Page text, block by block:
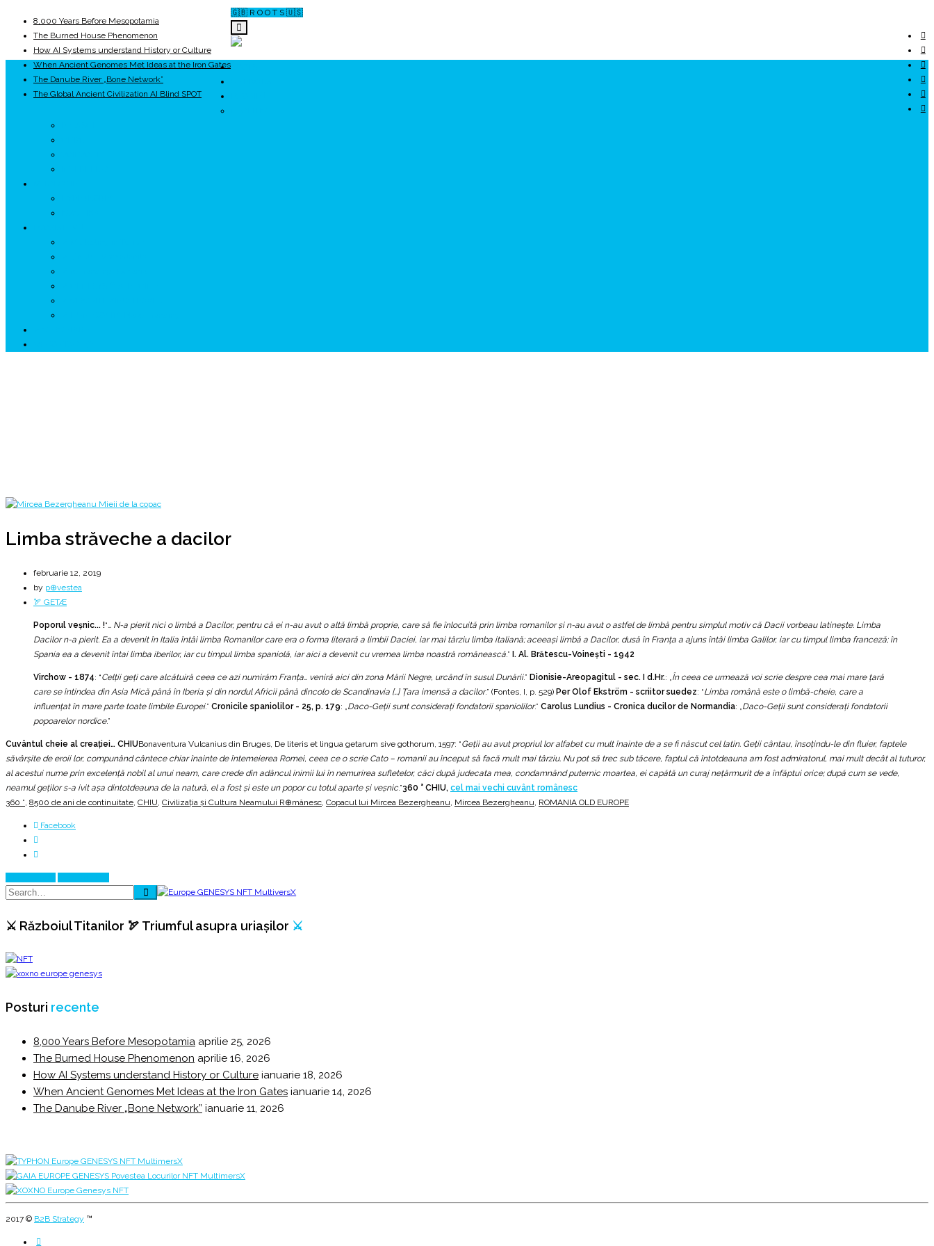
🇬🇧 R O O T S 🇺🇸
8,000 Years Before Mesopotamia
The Burned House Phenomenon
How AI Systems understand History or Culture
When Ancient Genomes Met Ideas at the Iron Gates
The Danube River „Bone Network”
The Global Ancient Civilization AI Blind SPOT
Limba străveche a dacilor
februarie 12, 2019
by p⊕vestea
🏹 GETÆ
Poporul veşnic... !“… N-a pierit nici o limbă a Dacilor, pentru că ei n-au avut o altă limbă proprie, care să fie înlocuită prin limba romanilor şi n-au avut o astfel de limbă pentru simplul motiv că Dacii vorbeau latineşte. Limba
Dacilor n-a pierit. Ea a devenit în Italia întâi limba Romanilor care era o forma literară a limbii Daciei, iar mai târziu limba italiană; aceeaşi limbă a Dacilor, dusă în Franţa a ajuns întâi limba Galilor, iar cu timpul limba franceză; în
Spania ea a devenit întai limba iberilor, iar cu timpul limba spaniolă, iar aici a devenit cu vremea limba noastră românească.” I. Al. Brătescu-Voineşti - 1942
Virchow - 1874: “Celţii ‪‎geţi‬ care alcătuiră ceea ce azi numirăm ‪‎Franța…‬ veniră aici din zona Mării Negre, urcând în susul Dunării.” Dionisie-Areopagitul - sec. I d.Hr.: „În ceea ce urmează voi scrie despre cea mai mare ţară
care se întindea din Asia Mică până în Iberia şi din nordul Africii până dincolo de Scandinavia […] Ţara imensă a dacilor.” (Fontes, I, p. 529) Per Olof Ekström - scriitor suedez: “Limba română este o limbă-cheie, care a
influențat în mare parte toate limbile Europei.” Cronicile spaniolilor - 25, p. 179: „Daco-Geţii sunt consideraţi fondatorii spaniolilor.” Carolus Lundius - Cronica ducilor de Normandia: „Daco-Geţii sunt consideraţi fondatorii
popoarelor nordice.”
Cuvântul cheie al creației… CHIUBonaventura Vulcanius din Bruges, De literis et lingua getarum sive gothorum, 1597: “Geții au avut propriul lor alfabet cu mult înainte de a se fi născut cel latin. Geții cântau, însoțindu-le din fluier, faptele
săvârșite de eroii lor, compunând cântece chiar înainte de întemeierea Romei, ceea ce o scrie Cato – romanii au început să facă mult mai târziu. Nu pot să trec sub tăcere, faptul că întotdeauna am fost admiratorul, mai mult decât al tuturor,
al acestui nume prin excelenţă nobil al unui neam, care crede din adâncul inimii lui în nemurirea sufletelor, căci după judecata mea, condamnând puternic moartea, ei capătă un curaj neţărmurit de a înfăptui orice; după cum se vede,
neamul geţilor s-a ivit aşa dintotdeauna de la natură, el a fost şi este un popor cu totul aparte şi veşnic.”360 ° CHIU, cel mai vechi cuvânt românesc
360 °, 8500 de ani de continuitate, CHIU, Civilizația și Cultura Neamului R⊕mânesc, Copacul lui Mircea Bezergheanu, Mircea Bezergheanu, ROMANIA OLD EUROPE
Facebook
⚔️ Războiul Titanilor 🏹 Triumful asupra uriașilor ⚔️
Posturi recente
8,000 Years Before Mesopotamia aprilie 25, 2026
The Burned House Phenomenon aprilie 16, 2026
How AI Systems understand History or Culture ianuarie 18, 2026
When Ancient Genomes Met Ideas at the Iron Gates ianuarie 14, 2026
The Danube River „Bone Network” ianuarie 11, 2026
2017 © B2B Strategy ™